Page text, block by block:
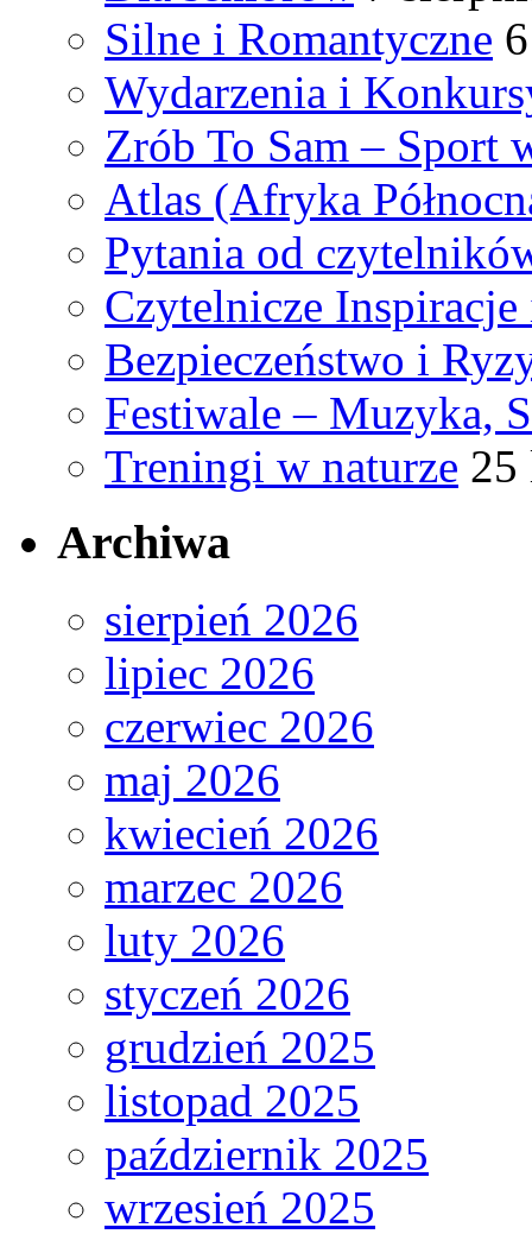
Silne i Romantyczne
Wydarzenia i
Zrób To Sam – Sport
Atlas (Afryka
Pytania od
Czytelnicze Inspiracje
Bezpieczeństwo i
Festiwale – Muzyka,
Treningi w naturze 25
Archiwa
sierpień 2026
lipiec 2026
czerwiec 2026
maj 2026
kwiecień 2026
marzec 2026
luty 2026
styczeń 2026
grudzień 2025
listopad 2025
październik 2025
wrzesień 2025